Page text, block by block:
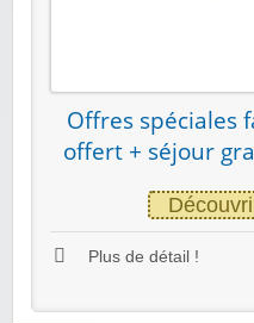
Offres spéciales
offert + séjour
Plus de détail !